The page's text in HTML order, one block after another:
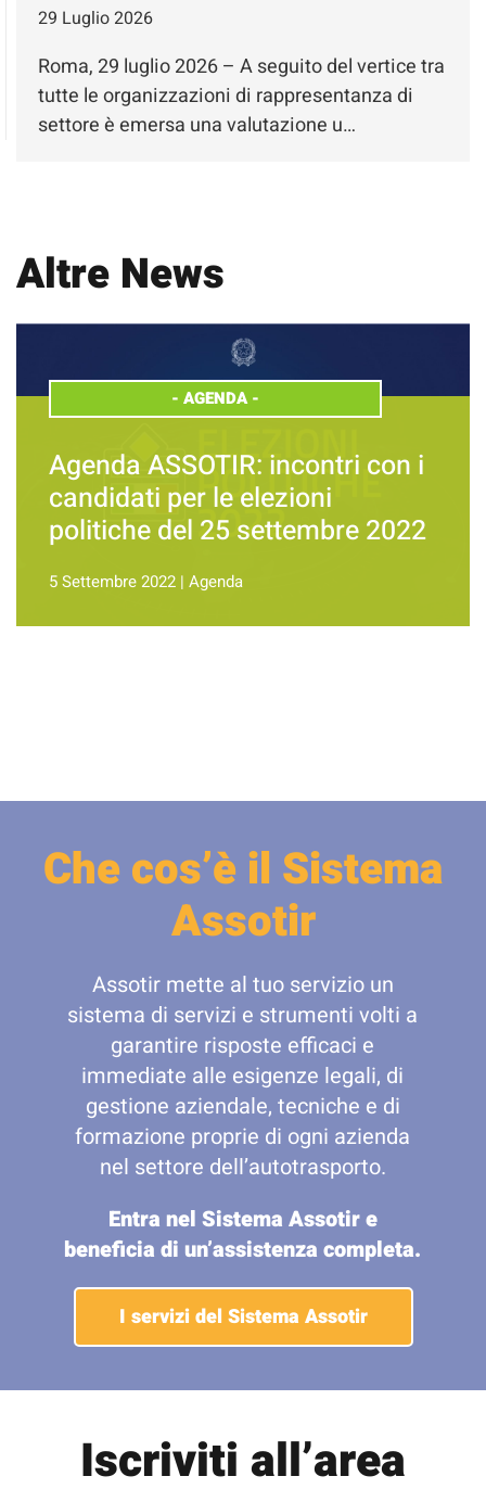
29 Luglio 2026
Roma, 29 luglio 2026 – A seguito del vertice tra
tutte le organizzazioni di rappresentanza di
settore è emersa una valutazione u…
Altre News
- AGENDA-
Agenda ASSOTIR: incontri con i
candidati per le elezioni
politiche del 25 settembre 2022
5 Settembre 2022 | Agenda
Che cos’è il Sistema
Assotir
Assotir mette al tuo servizio un
sistema di servizi e strumenti volti a
garantire risposte efficaci e
immediate alle esigenze legali, di
gestione aziendale, tecniche e di
formazione proprie di ogni azienda
nel settore dell’autotrasporto.
Entra nel Sistema Assotir e
beneficia di un’assistenza completa.
I servizi del Sistema Assotir
Iscriviti all’area